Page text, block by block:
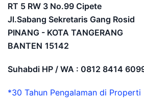
RT 5 RW 3 No.99 Cipete
Jl.Sabang Sekretaris Gang Rosid
PINANG - KOTA TANGERANG
BANTEN 15142
Suhabdi HP / WA : 0812 8414
*30 Tahun Pengalaman di Properti